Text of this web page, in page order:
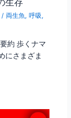
/両生魚,呼吸,
約 歩くナマ
にさまざま